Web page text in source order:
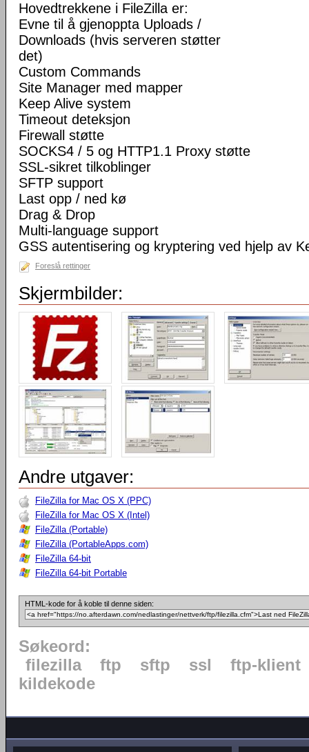
Hovedtrekkene i FileZilla er:
Evne til å gjenoppta Uploads /
Downloads (hvis serveren støtter
det)
Custom Commands
Site Manager med mapper
Keep Alive system
Timeout deteksjon
Firewall støtte
SOCKS4 / 5 og HTTP1.1 Proxy støtte
SSL-sikret tilkoblinger
SFTP support
Last opp / ned kø
Drag & Drop
Multi-language support
GSS autentisering og kryptering ved hjelp av
Foreslå rettinger
Skjermbilder:
Andre utgaver:
FileZilla for Mac OS X (PPC)
FileZilla for Mac OS X (Intel)
FileZilla (Portable)
FileZilla (PortableApps.com)
FileZilla 64-bit
FileZilla 64-bit Portable
HTML-kode for å koble til denne siden:
Søkeord:
filezilla
ftp sftp ssl
ftp-klient
kildekode